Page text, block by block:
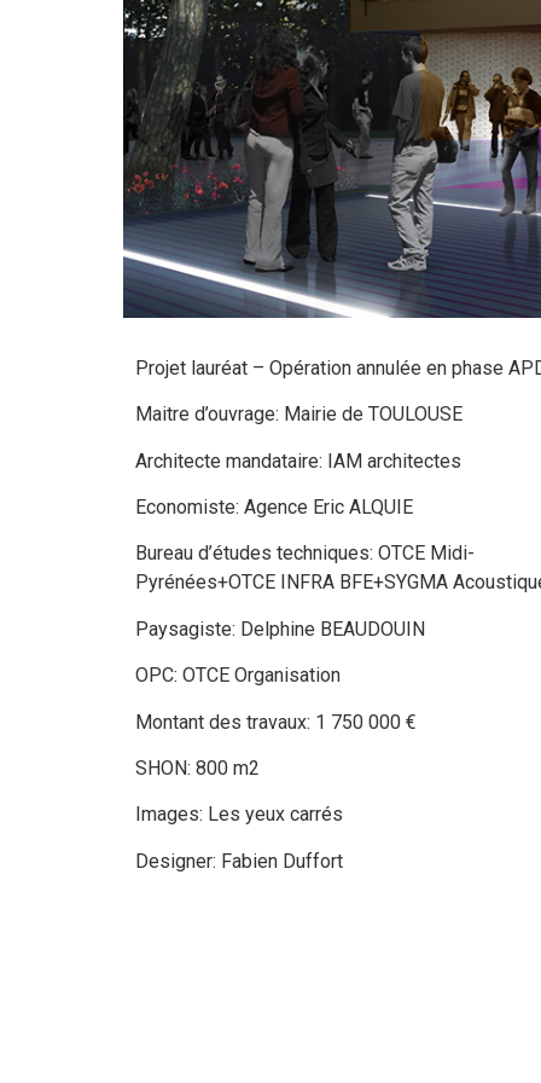
Projet lauréat – Opération annulée en phase
Maitre d’ouvrage: Mairie de TOULOUSE
Architecte mandataire: IAM architectes
Economiste: Agence Eric ALQUIE
Bureau d’études techniques: OTCE Midi-
Pyrénées+OTCE INFRA BFE+SYGMA
Paysagiste: Delphine BEAUDOUIN
OPC: OTCE Organisation
Montant des travaux: 1 750 000 €
SHON: 800 m2
Images: Les yeux carrés
Designer: Fabien Duffort